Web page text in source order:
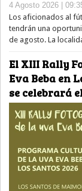
4 Agosto 2026 |
Los aficionados al
tendrán una
de agosto. La
El XIII Rally
Eva Beba en
se celebrará